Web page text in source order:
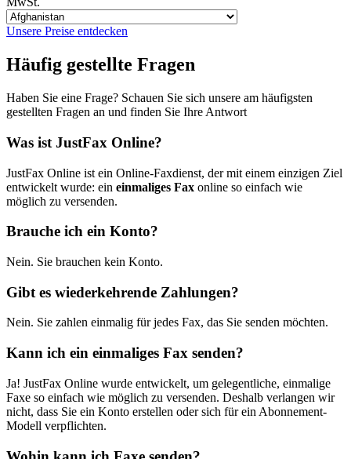
Unsere Preise entdecken
Häufig gestellte Fragen
Haben Sie eine Frage? Schauen Sie sich unsere am häufigsten
gestellten Fragen an und finden Sie Ihre Antwort
Was ist JustFax Online?
JustFax Online ist ein Online-Faxdienst, der mit einem einzigen Ziel
entwickelt wurde: ein einmaliges Fax online so einfach wie
möglich zu versenden.
Brauche ich ein Konto?
Nein. Sie brauchen kein Konto.
Gibt es wiederkehrende Zahlungen?
Nein. Sie zahlen einmalig für jedes Fax, das Sie senden möchten.
Kann ich ein einmaliges Fax senden?
Ja! JustFax Online wurde entwickelt, um gelegentliche, einmalige
Faxe so einfach wie möglich zu versenden. Deshalb verlangen wir
nicht, dass Sie ein Konto erstellen oder sich für ein Abonnement-
Modell verpflichten.